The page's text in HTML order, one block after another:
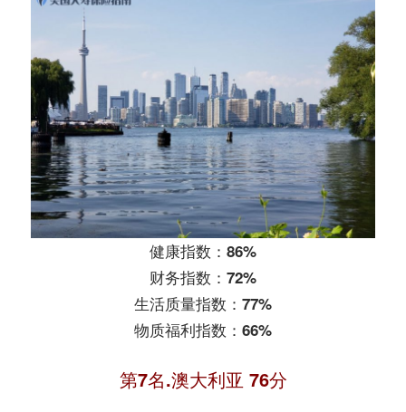
健康指数：86%
财务指数：72%
生活质量指数：77%
物质福利指数：66%
第7名.澳大利亚 76分